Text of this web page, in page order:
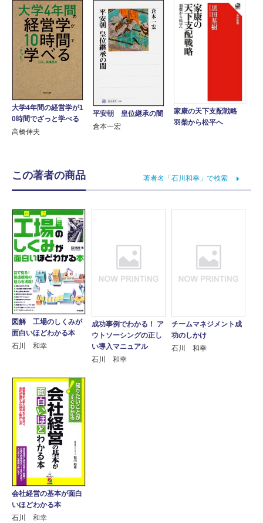
大学4年間の経営学が1
0時間でざっと学べる
高橋伸夫
平安朝 皇位継承の闇
倉本一宏
家康の天下支配戦略
羽柴から松平へ
この著者の商品 著者名「石川和幸」で検索
図解 工場のしくみが
面白いほどわかる本
石川 和幸
成功事例でわかる！ ア
ウトソーシングの正し
い導入マニュアル
石川 和幸
チームマネジメント成
功のしかけ
石川 和幸
会社経営の基本が面白
いほどわかる本
石川 和幸